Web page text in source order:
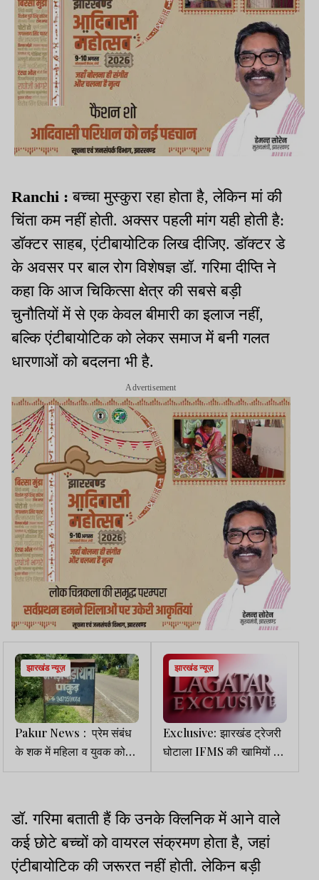
Ranchi : बच्चा मुस्कुरा रहा होता है, लेकिन मां की
चिंता कम नहीं होती. अक्सर पहली मांग यही होती है:
डॉक्टर साहब, एंटीबायोटिक लिख दीजिए. डॉक्टर डे
के अवसर पर बाल रोग विशेषज्ञ डॉ. गरिमा दीप्ति ने
कहा कि आज चिकित्सा क्षेत्र की सबसे बड़ी
चुनौतियों में से एक केवल बीमारी का इलाज नहीं,
बल्कि एंटीबायोटिक को लेकर समाज में बनी गलत
धारणाओं को बदलना भी है.
Advertisement
झारखंड न्यूज़
Pakur News : प्रेम संबंध
के शक में महिला व युवक को
अर्धनग्न कर गांव में घुमाया, 5
झारखंड न्यूज़
Exclusive: झारखंड ट्रेजरी
घोटाला IFMS की खामियों का
परिणाम
डॉ. गरिमा बताती हैं कि उनके क्लिनिक में आने वाले
कई छोटे बच्चों को वायरल संक्रमण होता है, जहां
एंटीबायोटिक की जरूरत नहीं होती. लेकिन बड़ी